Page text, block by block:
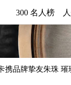
300 名人榜
携品牌挚友朱珠